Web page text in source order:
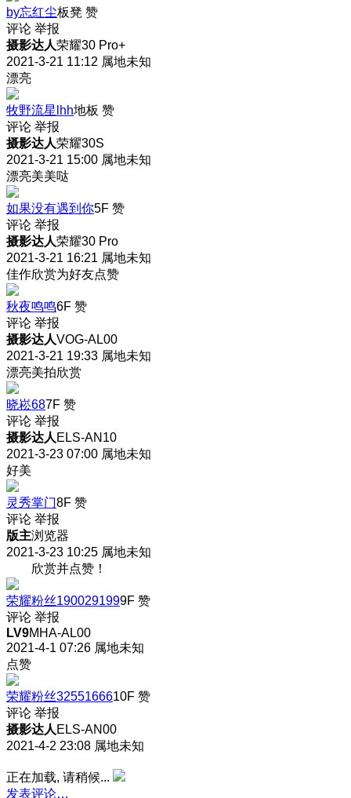
by忘红尘板凳 赞
评论 举报
摄影达人荣耀30 Pro+
2021-3-21 11:12 属地未知
漂亮
牧野流星lhh地板 赞
评论 举报
摄影达人荣耀30S
2021-3-21 15:00 属地未知
漂亮美美哒
如果没有遇到你5F 赞
评论 举报
摄影达人荣耀30 Pro
2021-3-21 16:21 属地未知
佳作欣赏为好友点赞
秋夜鸣鸣6F 赞
评论 举报
摄影达人VOG-AL00
2021-3-21 19:33 属地未知
漂亮美拍欣赏
晓崧687F 赞
评论 举报
摄影达人 ELS-AN10
2021-3-23 07:00 属地未知
好美
灵秀掌门8F 赞
评论 举报
版主浏览器
2021-3-23 10:25 属地未知
欣赏并点赞！
荣耀粉丝1900291999F 赞
评论 举报
LV9MHA-AL00
2021-4-1 07:26 属地未知
点赞
荣耀粉丝3255166610F 赞
评论 举报
摄影达人 ELS-AN00
2021-4-2 23:08 属地未知
正在加载, 请稍候...
发表评论…